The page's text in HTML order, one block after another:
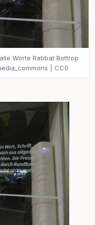
Worte Rabbat Bottrop
| CC0